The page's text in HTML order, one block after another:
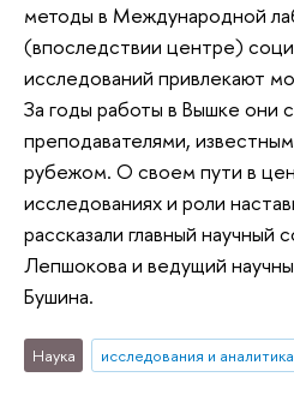
методы в Международной
(впоследствии центре)
исследований привлекают
За годы работы в Вышке они
преподавателями,
рубежом. О своем пути в
исследованиях и роли
рассказали главный
Лепшокова и ведущий
Бушина.
Наука исследования и аналитика